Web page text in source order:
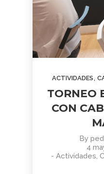
ACTIVIDADES,
TORNEO
CON
By
4
- Actividades,